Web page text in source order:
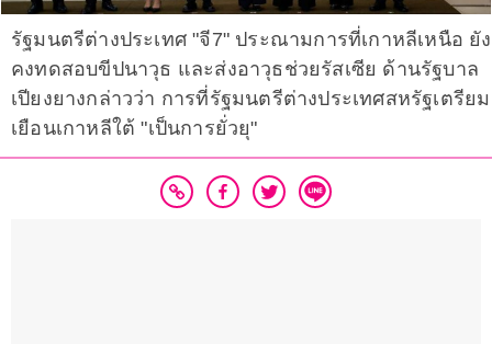
รัฐมนตรีต่างประเทศ "จี7" ประณามการที่เกาหลีเหนือ ยัง
คงทดสอบขีปนาวุธ และส่งอาวุธช่วยรัสเซีย ด้านรัฐบาล
เปียงยางกล่าวว่า การที่รัฐมนตรีต่างประเทศสหรัฐเตรียม
เยือนเกาหลีใต้ "เป็นการยั่วยุ"